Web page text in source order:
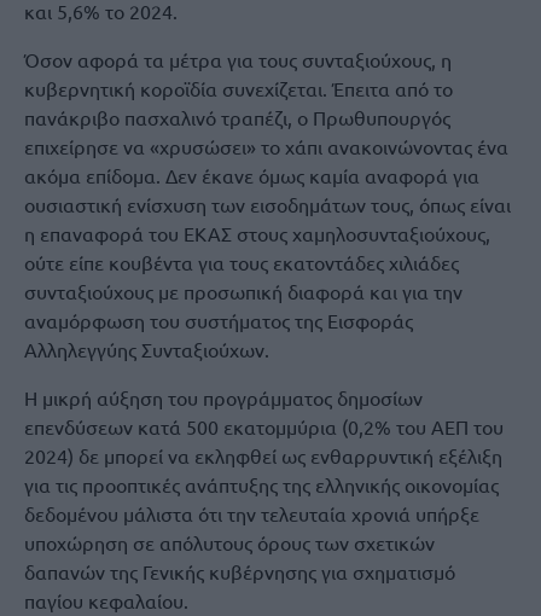
και 5,6% το 2024.
Όσον αφορά τα μέτρα για τους συνταξιούχους, η
κυβερνητική κοροϊδία συνεχίζεται. Έπειτα από το
πανάκριβο πασχαλινό τραπέζι, ο Πρωθυπουργός
επιχείρησε να «χρυσώσει» το χάπι ανακοινώνοντας ένα
ακόμα επίδομα. Δεν έκανε όμως καμία αναφορά για
ουσιαστική ενίσχυση των εισοδημάτων τους, όπως είναι
η επαναφορά του ΕΚΑΣ στους χαμηλοσυνταξιούχους,
ούτε είπε κουβέντα για τους εκατοντάδες χιλιάδες
συνταξιούχους με προσωπική διαφορά και για την
αναμόρφωση του συστήματος της Εισφοράς
Αλληλεγγύης Συνταξιούχων.
Η μικρή αύξηση του προγράμματος δημοσίων
επενδύσεων κατά 500 εκατομμύρια (0,2% του ΑΕΠ του
2024) δε μπορεί να εκληφθεί ως ενθαρρυντική εξέλιξη
για τις προοπτικές ανάπτυξης της ελληνικής οικονομίας
δεδομένου μάλιστα ότι την τελευταία χρονιά υπήρξε
υποχώρηση σε απόλυτους όρους των σχετικών
δαπανών της Γενικής κυβέρνησης για σχηματισμό
παγίου κεφαλαίου.